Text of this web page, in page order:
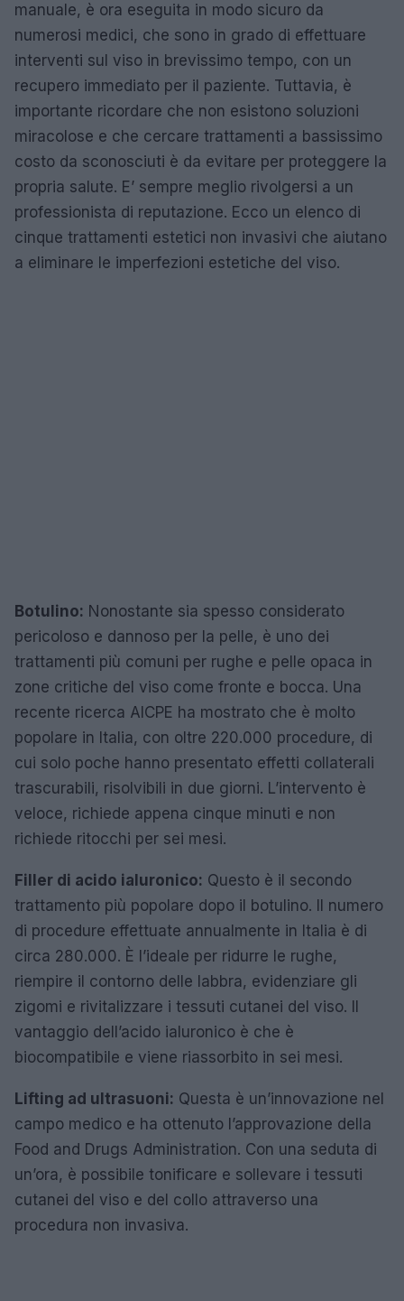
manuale, è ora eseguita in modo sicuro da
numerosi medici, che sono in grado di effettuare
interventi sul viso in brevissimo tempo, con un
recupero immediato per il paziente. Tuttavia, è
importante ricordare che non esistono soluzioni
miracolose e che cercare trattamenti a bassissimo
costo da sconosciuti è da evitare per proteggere la
propria salute. E’ sempre meglio rivolgersi a un
professionista di reputazione. Ecco un elenco di
cinque trattamenti estetici non invasivi che aiutano
a eliminare le imperfezioni estetiche del viso.
Botulino: Nonostante sia spesso considerato
pericoloso e dannoso per la pelle, è uno dei
trattamenti più comuni per rughe e pelle opaca in
zone critiche del viso come fronte e bocca. Una
recente ricerca AICPE ha mostrato che è molto
popolare in Italia, con oltre 220.000 procedure, di
cui solo poche hanno presentato effetti collaterali
trascurabili, risolvibili in due giorni. L’intervento è
veloce, richiede appena cinque minuti e non
richiede ritocchi per sei mesi.
Filler di acido ialuronico: Questo è il secondo
trattamento più popolare dopo il botulino. Il numero
di procedure effettuate annualmente in Italia è di
circa 280.000. È l’ideale per ridurre le rughe,
riempire il contorno delle labbra, evidenziare gli
zigomi e rivitalizzare i tessuti cutanei del viso. Il
vantaggio dell’acido ialuronico è che è
biocompatibile e viene riassorbito in sei mesi.
Lifting ad ultrasuoni: Questa è un’innovazione nel
campo medico e ha ottenuto l’approvazione della
Food and Drugs Administration. Con una seduta di
un’ora, è possibile tonificare e sollevare i tessuti
cutanei del viso e del collo attraverso una
procedura non invasiva.